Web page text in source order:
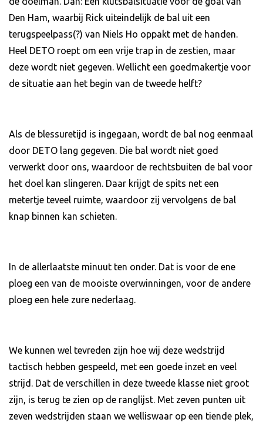
Den Ham, waarbij Rick uiteindelijk de bal uit een
terugspeelpass(?) van Niels Ho oppakt met de handen.
Heel DETO roept om een vrije trap in de zestien, maar
deze wordt niet gegeven. Wellicht een goedmakertje voor
de situatie aan het begin van de tweede helft?
Als de blessuretijd is ingegaan, wordt de bal nog eenmaal
door DETO lang gegeven. Die bal wordt niet goed
verwerkt door ons, waardoor de rechtsbuiten de bal voor
het doel kan slingeren. Daar krijgt de spits net een
metertje teveel ruimte, waardoor zij vervolgens de bal
knap binnen kan schieten.
In de allerlaatste minuut ten onder. Dat is voor de ene
ploeg een van de mooiste overwinningen, voor de andere
ploeg een hele zure nederlaag.
We kunnen wel tevreden zijn hoe wij deze wedstrijd
tactisch hebben gespeeld, met een goede inzet en veel
strijd. Dat de verschillen in deze tweede klasse niet groot
zijn, is terug te zien op de ranglijst. Met zeven punten uit
zeven wedstrijden staan we welliswaar op een tiende plek,